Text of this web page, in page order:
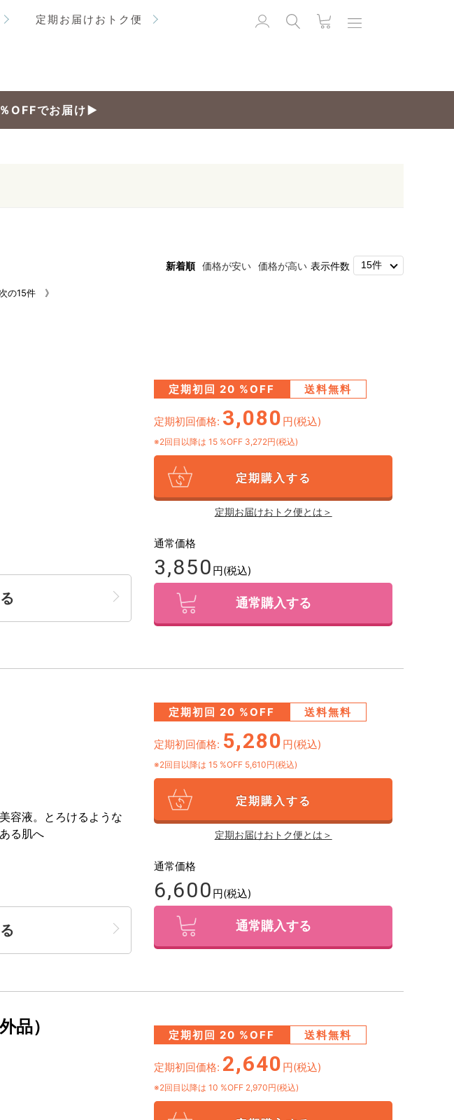
定期お届けおトク便
OFFでお届け▶
新着順 価格が安い 価格が高い 表示件数
の15件 》
定期初回 20 %OFF 送料無料
定期初回価格: 3,080 円(税込)
※2回目以降は 15 %OFF 3,272円(税込)
定期購入する
定期お届けおトク便とは＞
通常価格
3,850 円(税込)
通常購入する
容液。とろけるような
る肌へ
定期初回 20 %OFF 送料無料
定期初回価格: 5,280 円(税込)
※2回目以降は 15 %OFF 5,610円(税込)
定期購入する
定期お届けおトク便とは＞
通常価格
6,600 円(税込)
通常購入する
品） 定期初回 20 %OFF 送料無料
定期初回価格: 2,640 円(税込)
※2回目以降は 10 %OFF 2,970円(税込)